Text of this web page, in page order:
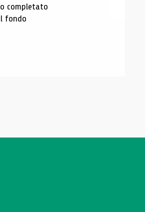
completato
fondo